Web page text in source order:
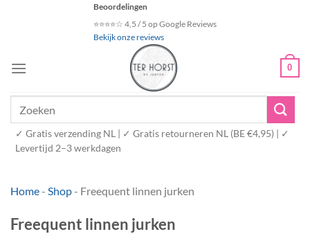
Beoordelingen
⭐⭐⭐⭐☆ 4,5 / 5 op Google Reviews
Bekijk onze reviews
0
✓ Gratis verzending NL | ✓ Gratis retourneren NL (BE €4,95) | ✓
Levertijd 2–3 werkdagen
Home- Shop- Freequent linnen jurken
Freequent linnen jurken